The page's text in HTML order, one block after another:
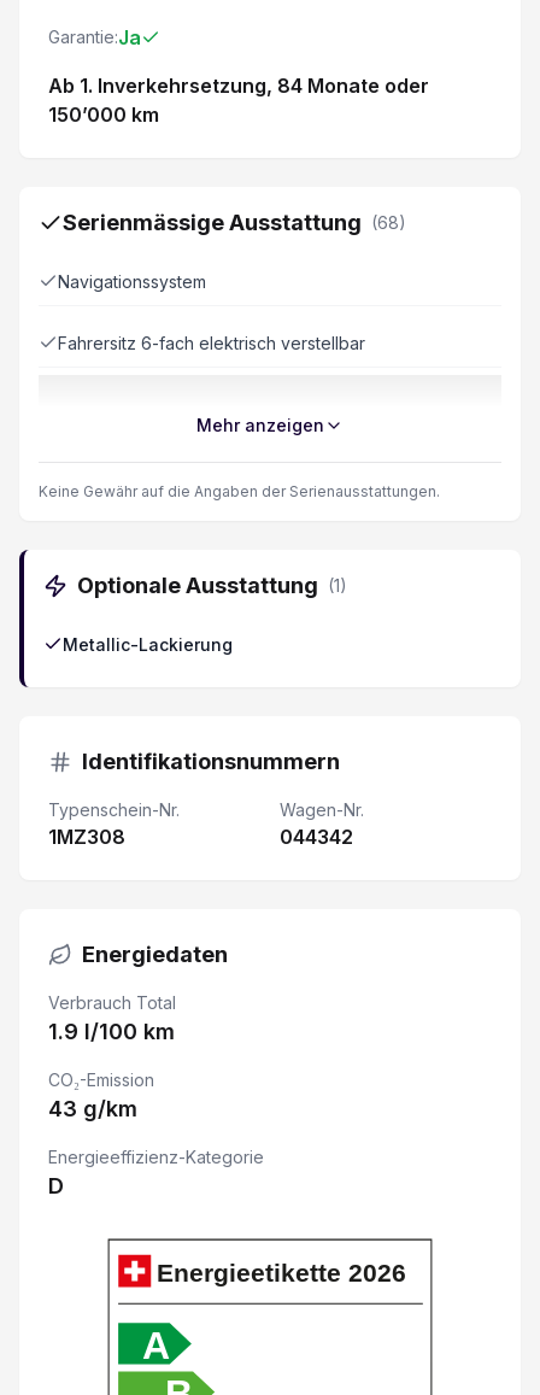
Garantie:Ja
Ab 1. Inverkehrsetzung, 84 Monate oder
150’000 km
Serienmässige Ausstattung (68)
Navigationssystem
Fahrersitz 6-fach elektrisch verstellbar
Automatische Notbremsung
Rückfahr-Querverkehrswarner
Fahrersitz mit Lendenwirbelstütze verstellbar
Heckklappe elektrisch mit Freihandfunktion
Deaktivierung Beifahrerairbag
Airbag Fahrer und Beifahrerseite
Rückfahrkamera
Wireless Charging für mobile Geräte
Multifunktionslenkrad
Bluetooth-System
Garantie 7 Jahre/ 150'000 km
Mehr anzeigen
Keine Gewähr auf die Angaben der Serienausstattungen.
Optionale Ausstattung (1)
Metallic-Lackierung
Identifikationsnummern
Typenschein-Nr.
1MZ308
Wagen-Nr.
044342
Energiedaten
Verbrauch Total
1.9 l/100 km
CO₂-Emission
43 g/km
Energieeffizienz-Kategorie
D
A
Energieetikette 2026